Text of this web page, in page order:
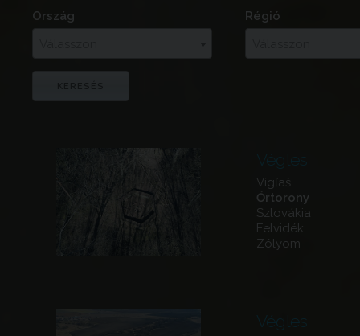
Ország
Régió
Végles
Vígľaš
Őrtorony
Szlovákia
Felvidék
Zólyom
Végles